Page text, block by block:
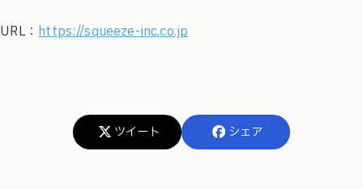
URL：https://squeeze-inc.co.jp
シェア
ツイート